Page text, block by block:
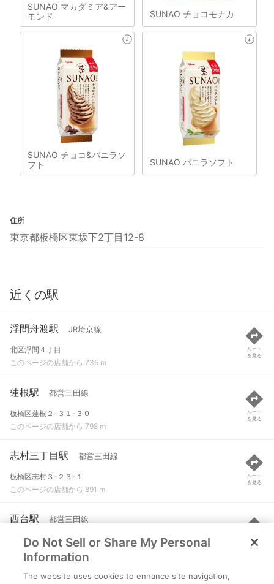
SUNAO マカダミア&アー
モンド
SUNAO チョコモナカ
SUNAO チョコ&バニラソ
フト
SUNAO バニラソフト
住所
東京都板橋区東坂下2丁目12-8
近くの駅
浮間舟渡駅 JR埼京線
北区浮間４丁目
このページの店舗から 735 m
ルート
を見る
蓮根駅 都営三田線
板橋区蓮根２-３１-３０
このページの店舗から 798 m
ルート
を見る
志村三丁目駅 都営三田線
板橋区志村３-２３-１
このページの店舗から 891 m
ルート
を見る
西台駅 都営三田線
板橋区高島平９-１-１
このページの店舗から 1.3 km
ルート
を見る
Do Not Sell or Share My Personal
Information
The website uses cookies to enhance site navigation,